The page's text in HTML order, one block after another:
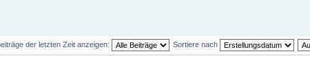
der letzten Zeit anzeigen: Sortiere nach